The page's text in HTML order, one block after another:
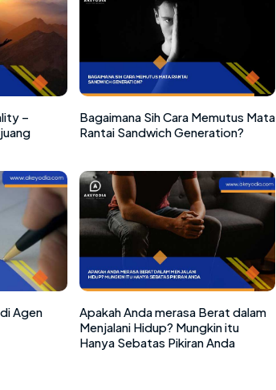
–
Bagaimana Sih Cara Memutus Mata
Rantai Sandwich Generation?
Agen
Apakah Anda merasa Berat dalam
Menjalani Hidup? Mungkin itu
Hanya Sebatas Pikiran Anda